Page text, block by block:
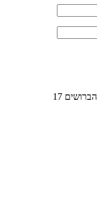
הברושים 17